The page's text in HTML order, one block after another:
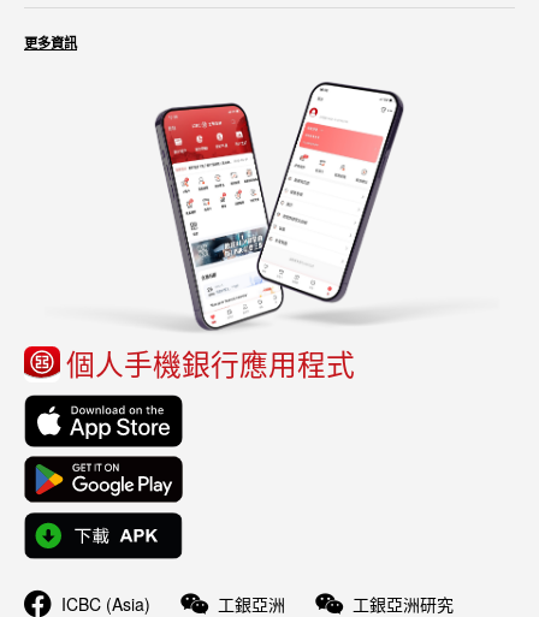
更多資訊
個人手機銀行應用程式
ICBC (Asia) 工銀亞洲 工銀亞洲研究